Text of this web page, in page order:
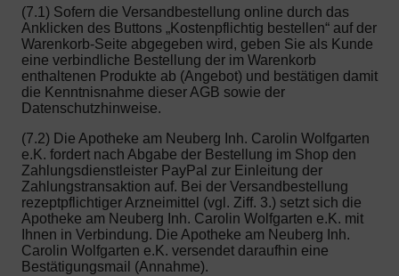
(7.1) Sofern die Versandbestellung online durch das
Anklicken des Buttons „Kostenpflichtig bestellen“ auf der
Warenkorb-Seite abgegeben wird, geben Sie als Kunde
eine verbindliche Bestellung der im Warenkorb
enthaltenen Produkte ab (Angebot) und bestätigen damit
die Kenntnisnahme dieser AGB sowie der
Datenschutzhinweise.
(7.2) Die Apotheke am Neuberg Inh. Carolin Wolfgarten
e.K. fordert nach Abgabe der Bestellung im Shop den
Zahlungsdienstleister PayPal zur Einleitung der
Zahlungstransaktion auf. Bei der Versandbestellung
rezeptpflichtiger Arzneimittel (vgl. Ziff. 3.) setzt sich die
Apotheke am Neuberg Inh. Carolin Wolfgarten e.K. mit
Ihnen in Verbindung. Die Apotheke am Neuberg Inh.
Carolin Wolfgarten e.K. versendet daraufhin eine
Bestätigungsmail (Annahme).